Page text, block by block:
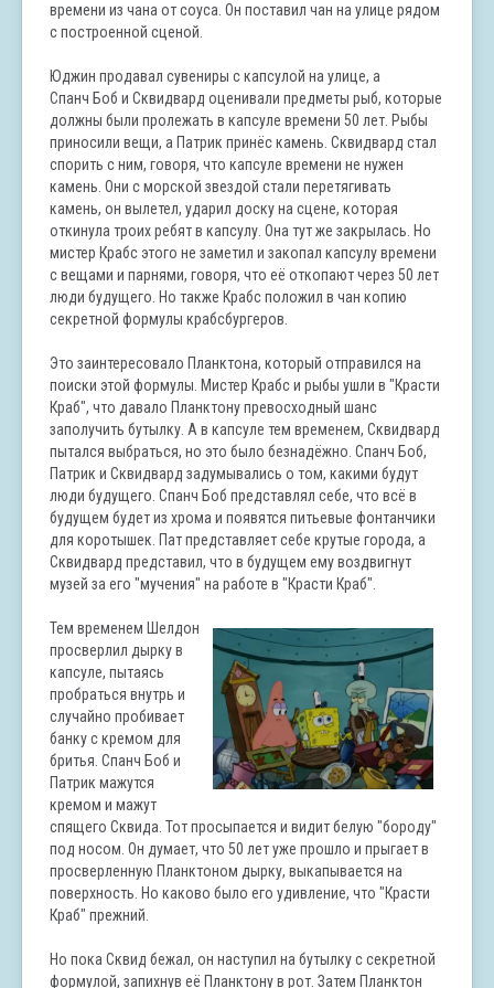
времени из чана от соуса. Он поставил чан на улице рядом
с построенной сценой.
Юджин продавал сувениры с капсулой на улице, а
Спанч Боб и Сквидвард оценивали предметы рыб, которые
должны были пролежать в капсуле времени 50 лет. Рыбы
приносили вещи, а Патрик принёс камень. Сквидвард стал
спорить с ним, говоря, что капсуле времени не нужен
камень. Они с морской звездой стали перетягивать
камень, он вылетел, ударил доску на сцене, которая
откинула троих ребят в капсулу. Она тут же закрылась. Но
мистер Крабс этого не заметил и закопал капсулу времени
с вещами и парнями, говоря, что её откопают через 50 лет
люди будущего. Но также Крабс положил в чан копию
секретной формулы крабсбургеров.
Это заинтересовало Планктона, который отправился на
поиски этой формулы. Мистер Крабс и рыбы ушли в "Красти
Краб", что давало Планктону превосходный шанс
заполучить бутылку. А в капсуле тем временем, Сквидвард
пытался выбраться, но это было безнадёжно. Спанч Боб,
Патрик и Сквидвард задумывались о том, какими будут
люди будущего. Спанч Боб представлял себе, что всё в
будущем будет из хрома и появятся питьевые фонтанчики
для коротышек. Пат представляет себе крутые города, а
Сквидвард представил, что в будущем ему воздвигнут
музей за его "мучения" на работе в "Красти Краб".
Тем временем Шелдон
просверлил дырку в
капсуле, пытаясь
пробраться внутрь и
случайно пробивает
банку с кремом для
бритья. Спанч Боб и
Патрик мажутся
кремом и мажут
спящего Сквида. Тот просыпается и видит белую "бороду"
под носом. Он думает, что 50 лет уже прошло и прыгает в
просверленную Планктоном дырку, выкапывается на
поверхность. Но каково было его удивление, что "Красти
Краб" прежний.
Но пока Сквид бежал, он наступил на бутылку с секретной
формулой, запихнув её Планктону в рот. Затем Планктон